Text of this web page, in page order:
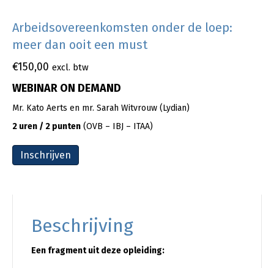
Arbeidsovereenkomsten onder de loep:
meer dan ooit een must
€150,00 excl. btw
WEBINAR ON DEMAND
Mr. Kato Aerts en mr. Sarah Witvrouw (Lydian)
2 uren / 2 punten (OVB – IBJ – ITAA)
Inschrijven
Beschrijving
Een fragment uit deze opleiding: